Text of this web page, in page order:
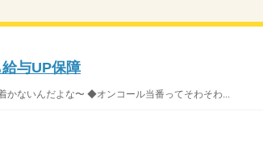
与UP保障
ないんだよな〜 ◆オンコール当番ってそわそわ...